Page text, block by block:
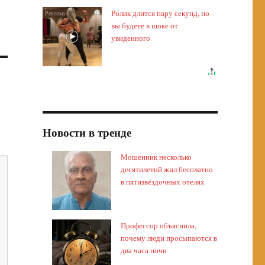
i
Ролик длится пару секунд, но
вы будете в шоке от
увиденного
Новости в тренде
Мошенник несколько
десятилетий жил бесплатно
в пятизвёздочных отелях
Профессор объяснила,
почему люди просыпаются в
два часа ночи